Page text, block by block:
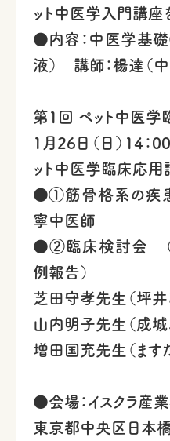
ット中医学入門講座
●内容：中医学基
液） 講師：楊達（
第1回 ペット中医
1月26日（日）14：
ット中医学臨床応用
●①筋骨格系の疾
寧中医師
●②臨床検討会 （
例報告）
芝田守孝先生（坪井
山内明子先生（成城
増田国充先生（ます
●会場：イスクラ産
東京都中央区日本